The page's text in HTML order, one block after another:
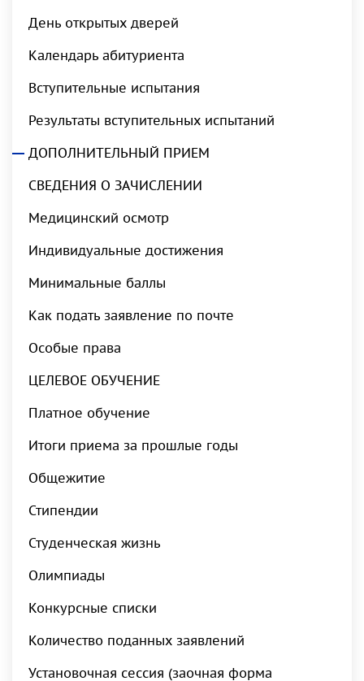
День открытых дверей
Календарь абитуриента
Вступительные испытания
Результаты вступительных испытаний
ДОПОЛНИТЕЛЬНЫЙ ПРИЕМ
СВЕДЕНИЯ О ЗАЧИСЛЕНИИ
Медицинский осмотр
Индивидуальные достижения
Минимальные баллы
Как подать заявление по почте
Особые права
ЦЕЛЕВОЕ ОБУЧЕНИЕ
Платное обучение
Итоги приема за прошлые годы
Общежитие
Стипендии
Студенческая жизнь
Олимпиады
Конкурсные списки
Количество поданных заявлений
Установочная сессия (заочная форма